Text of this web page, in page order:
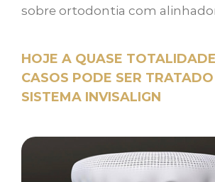
sobre ortodontia com
HOJE A QUASE
CASOS PODE SER
SISTEMA INVISALIGN